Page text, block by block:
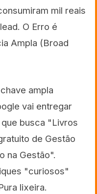
mil reais
O Erro é
Ampla (Broad
ampla
vai entregar
busca "Livros
de Gestão
na Gestão".
"curiosos"
lixeira.